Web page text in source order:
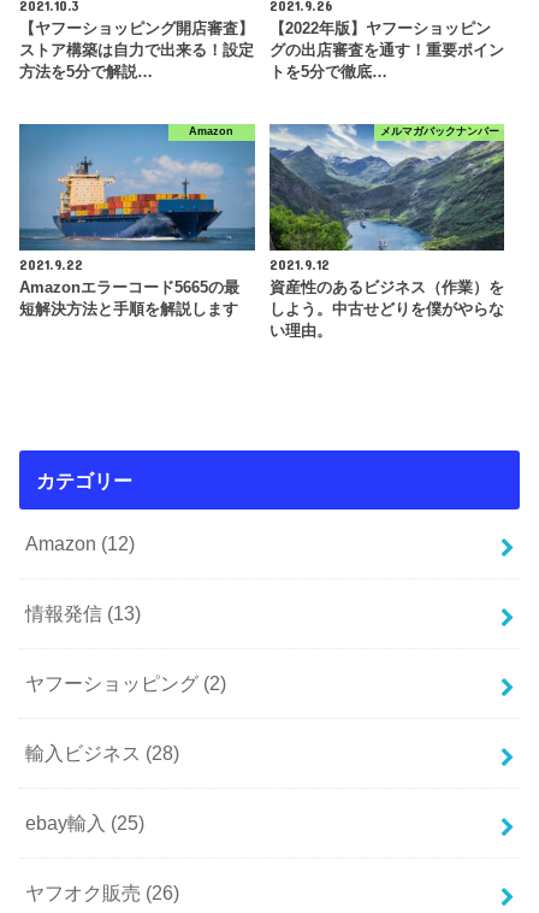
2021.10.3
【ヤフーショッピング開店審査】
ストア構築は自力で出来る！設定
方法を5分で解説…
2021.9.26
【2022年版】ヤフーショッピン
グの出店審査を通す！重要ポイン
トを5分で徹底…
Amazon
2021.9.22
Amazonエラーコード5665の最
短解決方法と手順を解説します
メルマガバックナンバー
2021.9.12
資産性のあるビジネス（作業）を
しよう。中古せどりを僕がやらな
い理由。
カテゴリー
Amazon (12)
情報発信 (13)
ヤフーショッピング (2)
輸入ビジネス (28)
ebay輸入 (25)
ヤフオク販売 (26)